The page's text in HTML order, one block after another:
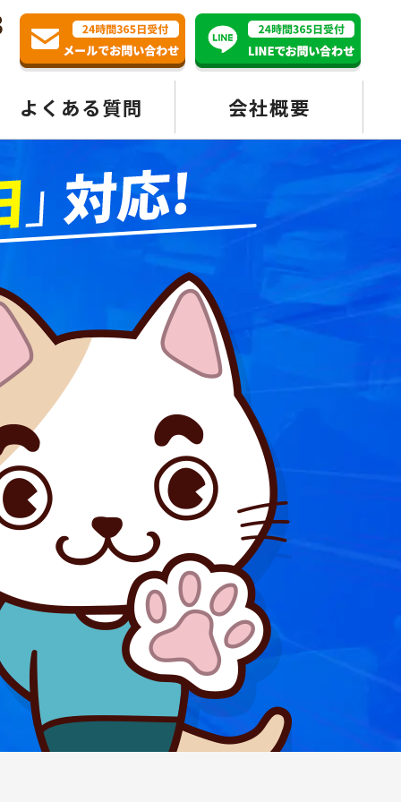
よくある質問 会社概要